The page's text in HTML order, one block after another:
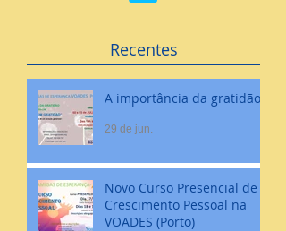
Recentes
A importância da gratidão
29 de jun.
Novo Curso Presencial de
Crescimento Pessoal na
VOADES (Porto)